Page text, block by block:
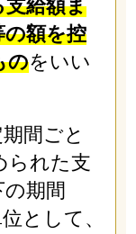
給額ま
額を控
のをいい
間ごと
られた支
期間
として、